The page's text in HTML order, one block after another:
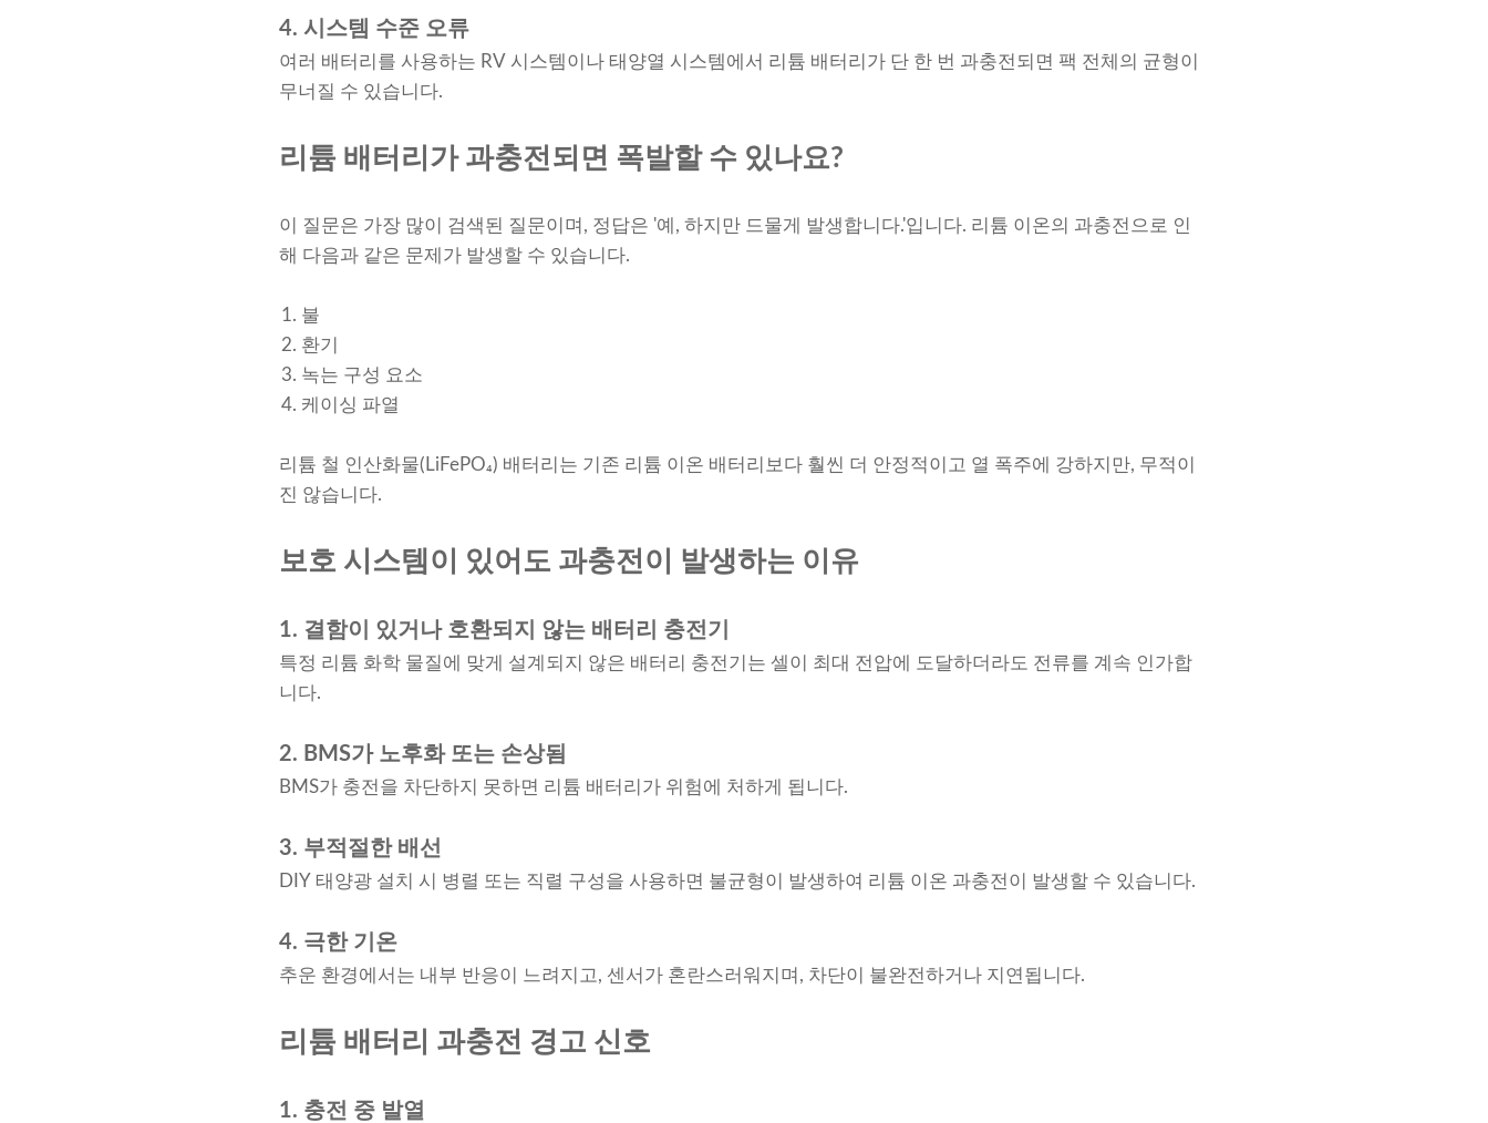
4. 시스템 수준 오류
여러 배터리를 사용하는 RV 시스템이나 태양열 시스템에서 리튬 배터리가 단 한 번 과충전되면 팩 전체의 균형이
무너질 수 있습니다.
리튬 배터리가 과충전되면 폭발할 수 있나요?
이 질문은 가장 많이 검색된 질문이며, 정답은 '예, 하지만 드물게 발생합니다.'입니다. 리튬 이온의 과충전으로 인
해 다음과 같은 문제가 발생할 수 있습니다.
불
환기
녹는 구성 요소
케이싱 파열
리튬 철 인산화물(LiFePO₄) 배터리는 기존 리튬 이온 배터리보다 훨씬 더 안정적이고 열 폭주에 강하지만, 무적이
진 않습니다.
보호 시스템이 있어도 과충전이 발생하는 이유
1. 결함이 있거나 호환되지 않는 배터리 충전기
특정 리튬 화학 물질에 맞게 설계되지 않은 배터리 충전기는 셀이 최대 전압에 도달하더라도 전류를 계속 인가합
니다.
2. BMS가 노후화 또는 손상됨
BMS가 충전을 차단하지 못하면 리튬 배터리가 위험에 처하게 됩니다.
3. 부적절한 배선
DIY 태양광 설치 시 병렬 또는 직렬 구성을 사용하면 불균형이 발생하여 리튬 이온 과충전이 발생할 수 있습니다.
4. 극한 기온
추운 환경에서는 내부 반응이 느려지고, 센서가 혼란스러워지며, 차단이 불완전하거나 지연됩니다.
리튬 배터리 과충전 경고 신호
1. 충전 중 발열